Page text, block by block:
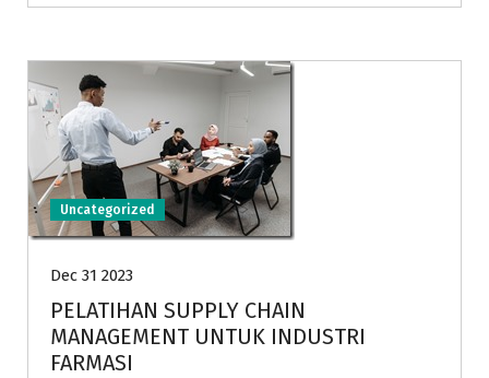
Uncategorized
Dec 31 2023
PELATIHAN SUPPLY CHAIN
MANAGEMENT UNTUK INDUSTRI
FARMASI